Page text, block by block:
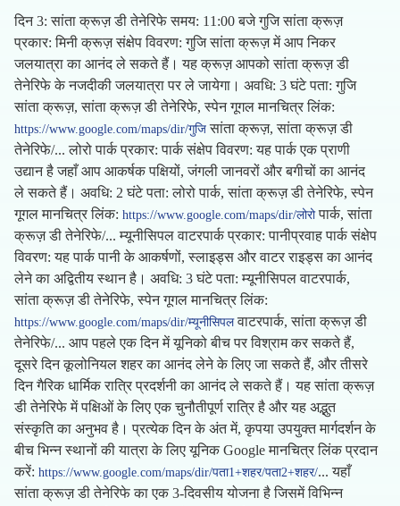
दिन 3: सांता क्रूज़ डी तेनेरिफे समय: 11:00 बजे गुजि सांता क्रूज़
प्रकार: मिनी क्रूज़ संक्षेप विवरण: गुजि सांता क्रूज़ में आप निकर
जलयात्रा का आनंद ले सकते हैं। यह क्रूज़ आपको सांता क्रूज़ डी
तेनेरिफे के नजदीकी जलयात्रा पर ले जायेगा। अवधि: 3 घंटे पता: गुजि
सांता क्रूज़, सांता क्रूज़ डी तेनेरिफे, स्पेन गूगल मानचित्र लिंक:
https://www.google.com/maps/dir/गुजि सांता क्रूज़, सांता क्रूज़ डी
तेनेरिफे/... लोरो पार्क प्रकार: पार्क संक्षेप विवरण: यह पार्क एक प्राणी
उद्यान है जहाँ आप आकर्षक पक्षियों, जंगली जानवरों और बगीचों का आनंद
ले सकते हैं। अवधि: 2 घंटे पता: लोरो पार्क, सांता क्रूज़ डी तेनेरिफे, स्पेन
गूगल मानचित्र लिंक: https://www.google.com/maps/dir/लोरोपार्क, सांता
क्रूज़ डी तेनेरिफे/... म्यूनीसिपल वाटरपार्क प्रकार: पानीप्रवाह पार्क संक्षेप
विवरण: यह पार्क पानी के आकर्षणों, स्लाइड्स और वाटर राइड्स का आनंद
लेने का अद्वितीय स्थान है। अवधि: 3 घंटे पता: म्यूनीसिपल वाटरपार्क,
सांता क्रूज़ डी तेनेरिफे, स्पेन गूगल मानचित्र लिंक:
https://www.google.com/maps/dir/म्यूनीसिपलवाटरपार्क, सांता क्रूज़ डी
तेनेरिफे/... आप पहले एक दिन में यूनिको बीच पर विश्राम कर सकते हैं,
दूसरे दिन कूलोनियल शहर का आनंद लेने के लिए जा सकते हैं, और तीसरे
दिन गैरिक धार्मिक रात्रि प्रदर्शनी का आनंद ले सकते हैं। यह सांता क्रूज़
डी तेनेरिफे में पक्षिओं के लिए एक चुनौतीपूर्ण रात्रि है और यह अद्भुत
संस्कृति का अनुभव है। प्रत्येक दिन के अंत में, कृपया उपयुक्त मार्गदर्शन के
बीच भिन्न स्थानों की यात्रा के लिए यूनिक Google मानचित्र लिंक प्रदान
करें: https://www.google.com/maps/dir/पता1+शहर/पता2+शहर/... यहाँ
सांता क्रूज़ डी तेनेरिफे का एक 3-दिवसीय योजना है जिसमें विभिन्न